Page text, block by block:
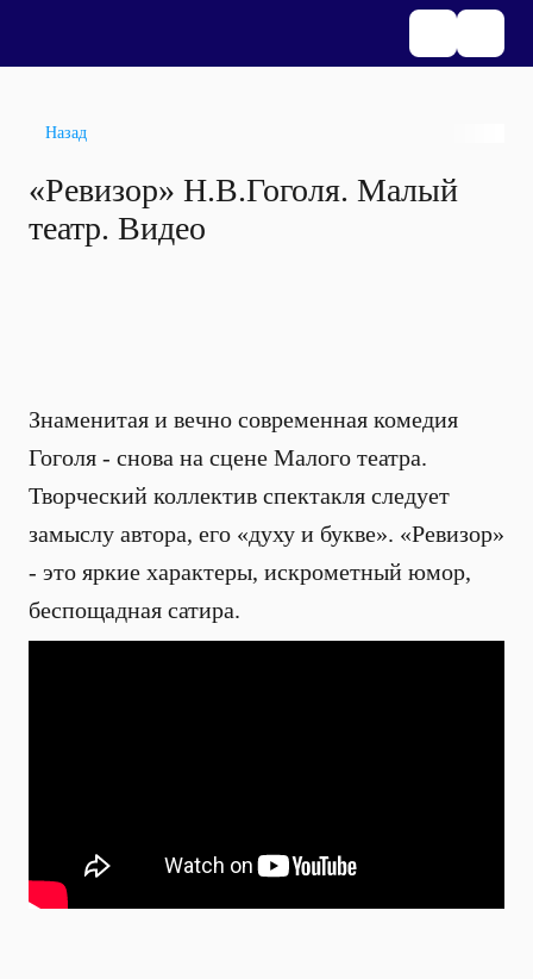
Назад
«Ревизор» Н.В.Гоголя. Малый
театр. Видео
Знаменитая и вечно современная комедия
Гоголя - снова на сцене Малого театра.
Творческий коллектив спектакля следует
замыслу автора, его «духу и букве». «Ревизор»
- это яркие характеры, искрометный юмор,
беспощадная сатира.